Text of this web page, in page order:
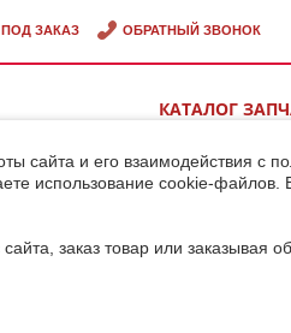
сайта и его взаимодействия с
использование cookie-файлов.
заказ товар или заказывая
ЗАКАЗ ОБРАТНЫЙ ЗВОНОК
КАТАЛОГ